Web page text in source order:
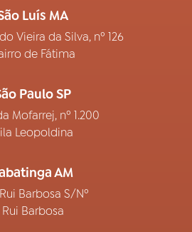
Luís MA
Vieira da Silva, nº 126
de Fátima
Paulo SP
Mofarrej, nº 1.200
Leopoldina
AM
Barbosa S/Nº
Rui Barbosa